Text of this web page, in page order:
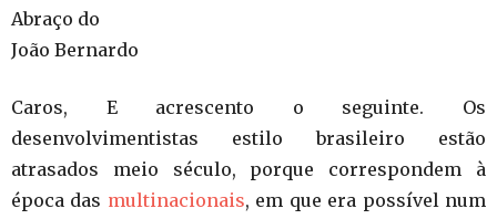
Abraço do
João Bernardo
Caros, E acrescento o seguinte. Os
desenvolvimentistas estilo brasileiro estão
atrasados meio século, porque correspondem à
época das multinacionais, em que era possível num